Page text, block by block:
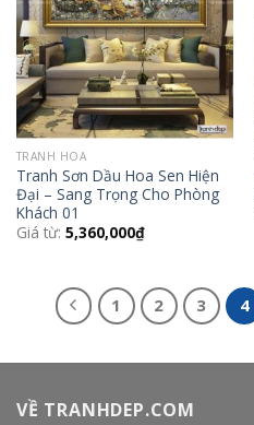
TRANH HOA
Tranh Sơn Dầu Hoa Sen Hiện
Đại – Sang Trọng Cho Phòng
Khách 01
Giá từ: 5,360,000₫
1 2 3 4
VỀ TRANHDEP.COM